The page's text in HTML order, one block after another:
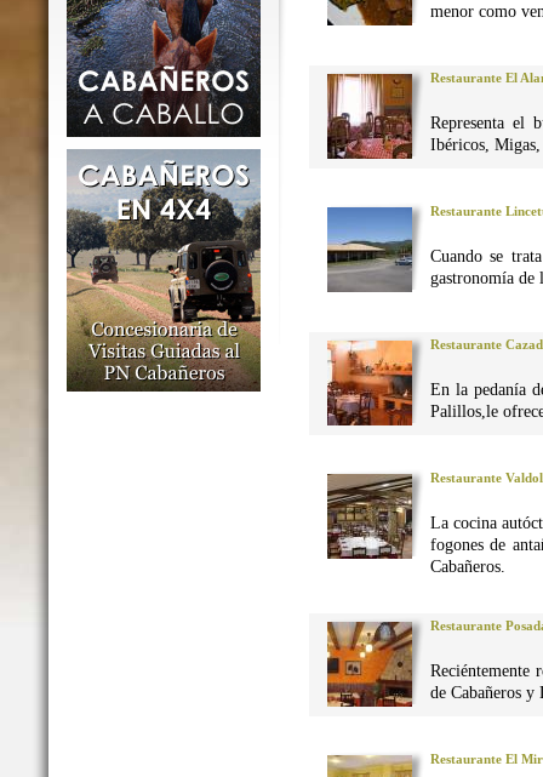
menor como
Restaurante El
Representa el
Ibéricos, Migas,
Restaurante
Cuando se
gastronomía de
Restaurante
En la pedanía
Palillos,le
Restaurante
La cocina
fogones de
Cabañeros.
Restaurante
Reciéntemente
de Cabañeros y
Restaurante El